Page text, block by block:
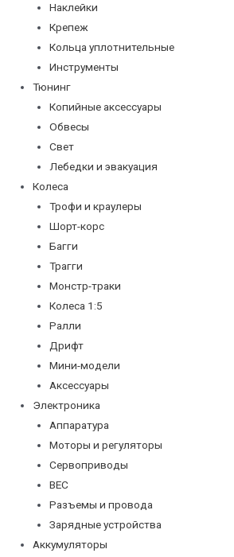
Наклейки
Крепеж
Кольца уплотнительные
Инструменты
Тюнинг
Копийные аксессуары
Обвесы
Свет
Лебедки и эвакуация
Колеса
Трофи и краулеры
Шорт-корс
Багги
Трагги
Монстр-траки
Колеса 1:5
Ралли
Дрифт
Мини-модели
Аксессуары
Электроника
Аппаратура
Моторы и регуляторы
Сервоприводы
BEC
Разъемы и провода
Зарядные устройства
Аккумуляторы